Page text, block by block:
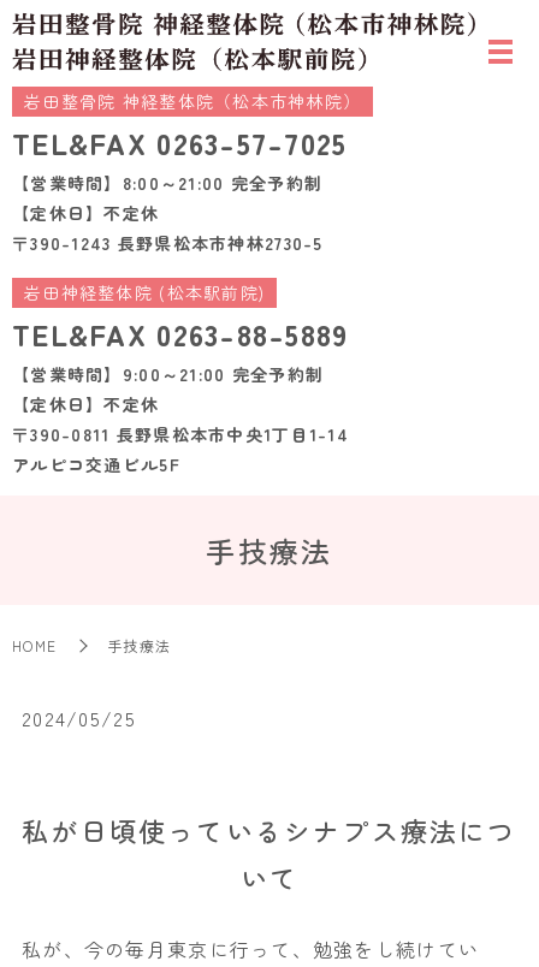
岩田整骨院 神経整体院（松本市神林院）
TEL&FAX 0263-57-7025
【営業時間】8:00～21:00 完全予約制
【定休日】不定休
〒390-1243 長野県松本市神林2730-5
岩田神経整体院 (松本駅前院)
TEL&FAX 0263-88-5889
【営業時間】9:00～21:00 完全予約制
【定休日】不定休
〒390-0811 長野県松本市中央1丁目1-14
アルピコ交通ビル5F
手技療法
HOME 手技療法
2024/05/25
私が日頃使っているシナプス療法につ
いて
私が、今の毎月東京に行って、勉強をし続けてい